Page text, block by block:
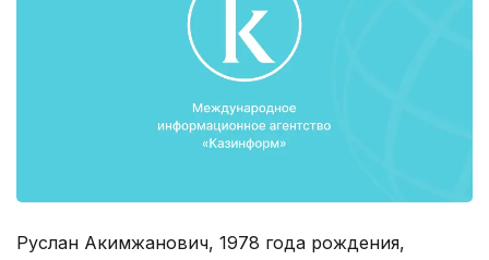
Руслан Акимжанович, 1978 года рождения,